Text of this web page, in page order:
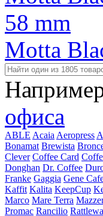
Motta
офиса
ABLE Acaia Aeropress
Bonamat Brewista
Clever Coffee Card
Donghan Dr. Coffee
Franke Gaggia Gene
Kaffit Kalita KeepCup
Marco Mare Terra
Promac Rancilio